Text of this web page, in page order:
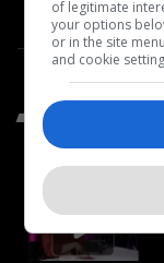
Të Fundit
of legitimate
your options
or in the site
and cookie